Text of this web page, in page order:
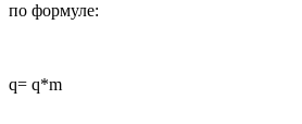
по формуле:
q= q*m